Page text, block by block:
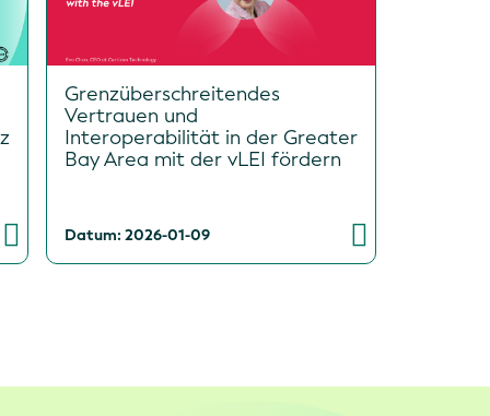
Grenzüberschreitendes
Vertrauen und
Interoperabilität in der Greater
Bay Area mit der vLEI fördern
Datum: 2026-01-09